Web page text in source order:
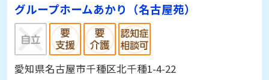
グループホームあかり（名古屋苑）
愛知県名古屋市千種区北千種1-4-22